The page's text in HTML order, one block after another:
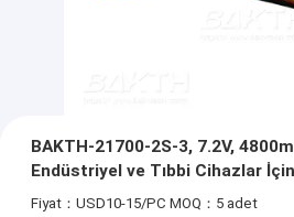
BAKTH-21700-2S-3, 7.2V,
Endüstriyel ve Tıbbi Cihazlar
Fiyat：USD10-15/PC MOQ：5 adet